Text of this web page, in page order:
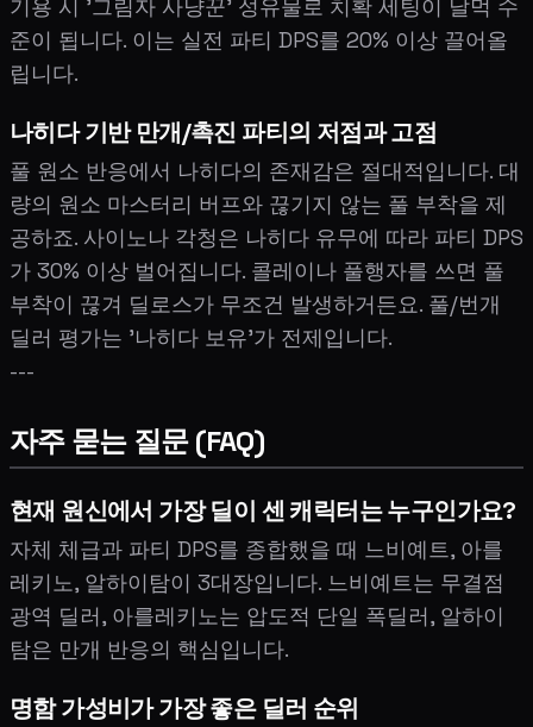
기용 시 '그림자 사냥꾼' 성유물로 치확 세팅이 날먹 수
준이 됩니다. 이는 실전 파티 DPS를 20% 이상 끌어올
립니다.
나히다 기반 만개/촉진 파티의 저점과 고점
풀 원소 반응에서 나히다의 존재감은 절대적입니다. 대
량의 원소 마스터리 버프와 끊기지 않는 풀 부착을 제
공하죠. 사이노나 각청은 나히다 유무에 따라 파티 DPS
가 30% 이상 벌어집니다. 콜레이나 풀행자를 쓰면 풀
부착이 끊겨 딜로스가 무조건 발생하거든요. 풀/번개
딜러 평가는 '나히다 보유'가 전제입니다.
---
자주 묻는 질문 (FAQ)
현재 원신에서 가장 딜이 센 캐릭터는 누구인가요?
자체 체급과 파티 DPS를 종합했을 때 느비예트, 아를
레키노, 알하이탐이 3대장입니다. 느비예트는 무결점
광역 딜러, 아를레키노는 압도적 단일 폭딜러, 알하이
탐은 만개 반응의 핵심입니다.
명함 가성비가 가장 좋은 딜러 순위